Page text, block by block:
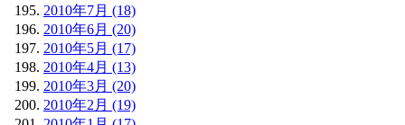
2010年7月 (18)
2010年6月 (20)
2010年5月 (17)
2010年4月 (13)
2010年3月 (20)
2010年2月 (19)